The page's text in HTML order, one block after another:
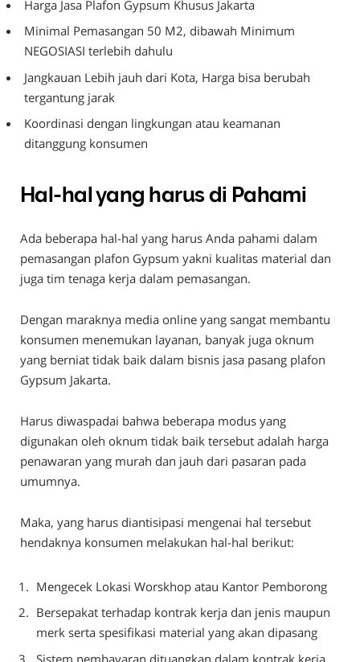
Harga Jasa Plafon Gypsum Khusus Jakarta
Minimal Pemasangan 50 M2, dibawah Minimum
NEGOSIASI terlebih dahulu
Jangkauan Lebih jauh dari Kota, Harga bisa berubah
tergantung jarak
Koordinasi dengan lingkungan atau keamanan
ditanggung konsumen
Hal-hal yang harus di Pahami
Ada beberapa hal-hal yang harus Anda pahami dalam
pemasangan plafon Gypsum yakni kualitas material dan
juga tim tenaga kerja dalam pemasangan.
Dengan maraknya media online yang sangat membantu
konsumen menemukan layanan, banyak juga oknum
yang berniat tidak baik dalam bisnis jasa pasang plafon
Gypsum Jakarta.
Harus diwaspadai bahwa beberapa modus yang
digunakan oleh oknum tidak baik tersebut adalah harga
penawaran yang murah dan jauh dari pasaran pada
umumnya.
Maka, yang harus diantisipasi mengenai hal tersebut
hendaknya konsumen melakukan hal-hal berikut:
Mengecek Lokasi Worskhop atau Kantor Pemborong
Bersepakat terhadap kontrak kerja dan jenis maupun
merk serta spesifikasi material yang akan dipasang
Sistem pembayaran dituangkan dalam kontrak kerja